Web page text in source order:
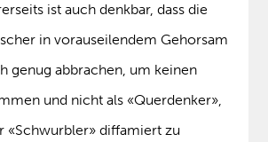
ist auch denkbar, dass die
in vorauseilendem Gehorsam
genug abbrachen, um keinen
und nicht als «Querdenker»,
«Schwurbler» diffamiert zu